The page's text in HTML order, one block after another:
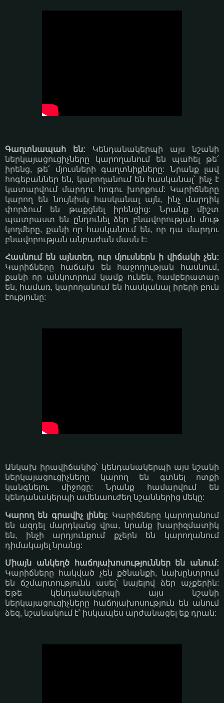
Գաղտնապահ են: Կենդանակերպի այս նշանի
ներկայացուցիչները կարողանում են պահել թե՛
իրենց, թե՛ մյուսների գաղտնիքները: Նրանք լավ
հոգեբաններ են, կարողանում են հասկանալ՝ ինչ է
կատարվում մարդու հոգու խորքում: Կարիճները
կարող են նույնիսկ հասկանալ այն, ինչ մարդիկ
փորձում են թաքցնել իրենցից: Նրանք միշտ
պատրաստ են ընդունել ձեր բնավորության մութ
կողմերը, քանի որ հասկանում են, որ դա մարդու
բնավորության անբաժան մասն է:
Հասնում են այնտեղ, ուր մյուսներն ի վիճակի չեն:
Կարիճները հաճախ են հաջողության հասնում,
քանի որ անկոտրում կամք ունեն, համբերատար
են, համառ, կարողանում են հասկանալ իրերի բուն
էությունը:
Անկախ իրավիճակից՝ կենդանակերպի այս նշանի
ներկայացուցիչները կարող են գտնել ոտքի
կանգնելու միջոցը: Նրանք համարվում են
կենդանակերպի ամենաուժեղ նշաններից մեկը:
Կարող են գրավիչ լինել: Կարիճները կարողանում
են ազդել մարդկանց վրա, նրանք խարիզմատիկ
են, ինչի արդյունքում քչերն են կարողանում
դիմակայել նրանց:
Միայն անկեղծ հաճոյախոսություններ են անում:
Կարիճները հակված չեն քծնանքի, նախընտրում
են ճշմարտությունն ասել՝ նայելով ձեր աչքերին:
Եթե կենդանակերպի այս նշանի
ներկայացուցիչները հաճոյախոսություն են անում
ձեզ, նշանակում է՝ իսկապես արժանացել եք դրան: